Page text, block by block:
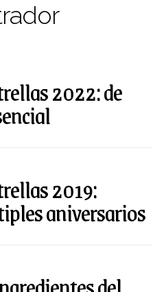
2022: de
2019:
aniversarios